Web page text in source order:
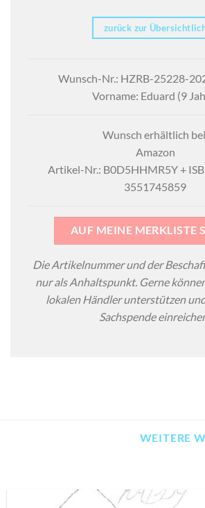
zurück zur
Wunsch-Nr.: HZRB-25228-
Vorname: Eduard (9
Wunsch erhältlich
Amazon
Artikel-Nr.: ‎B0D5HHMR5Y + ISBN-13
3551745859
AUF MEINE MERKLISTE
Die Artikelnummer und der
nur als Anhaltspunkt. Gerne
lokalen Händler unterstützen
Sachspende
WEITERE